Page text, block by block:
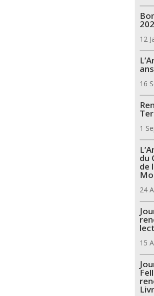
12
16
1
du
de
24
15